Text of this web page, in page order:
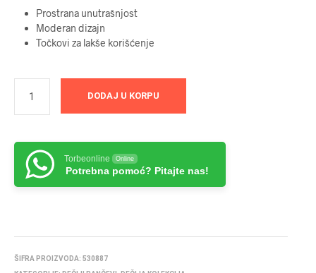
Prostrana unutrašnjost
Moderan dizajn
Točkovi za lakše korišćenje
DODAJ U KORPU
Torbeonline Online
Potrebna pomoć? Pitajte nas!
ŠIFRA PROIZVODA: 530887